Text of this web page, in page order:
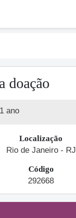
doação
1 ano
Localização
Rio de Janeiro - RJ
Código
292668